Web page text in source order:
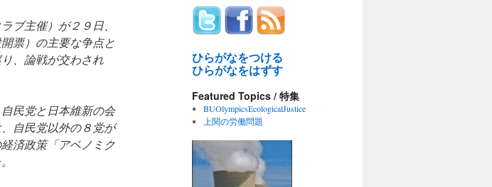
ブ主催）が２９日、
票）の主要な争点と
、論戦が交わされ
民党と日本維新の会
自民党以外の８党が
済政策「アベノミク
ひらがなをつける
ひらがなをはずす
Featured Topics / 特集
BUOlympicsEcologicalJustice
上関の労働問題